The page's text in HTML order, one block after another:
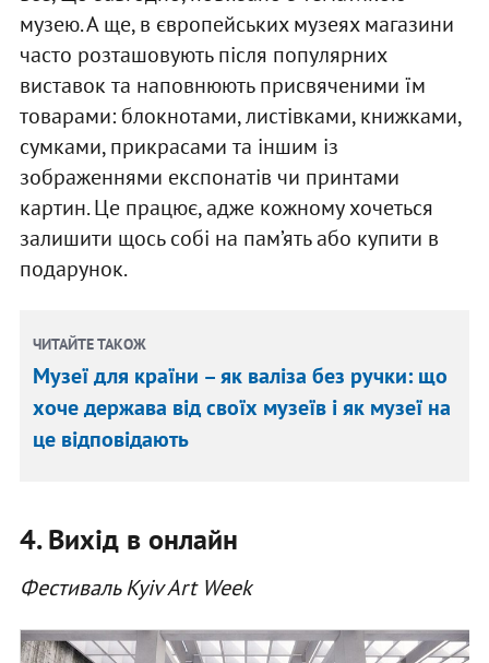
музею. А ще, в європейських музеях магазини
часто розташовують після популярних
виставок та наповнюють присвяченими їм
товарами: блокнотами, листівками, книжками,
сумками, прикрасами та іншим із
зображеннями експонатів чи принтами
картин. Це працює, адже кожному хочеться
залишити щось собі на пам’ять або купити в
подарунок.
ЧИТАЙТЕ ТАКОЖ
Музеї для країни – як валіза без ручки: що
хоче держава від своїх музеїв і як музеї на
це відповідають
4. Вихід в онлайн
Фестиваль Kyiv Art Week